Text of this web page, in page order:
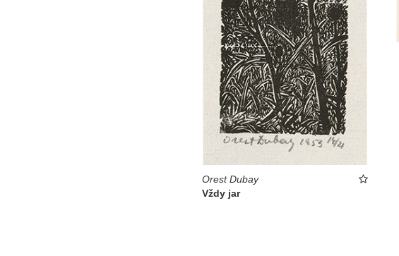
Orest Dubay
Vždy jar